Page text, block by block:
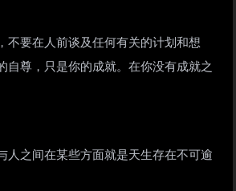
不要在人前谈及任何有关的计划和想
自尊，只是你的成就。在你没有成就之
人之间在某些方面就是天生存在不可逾